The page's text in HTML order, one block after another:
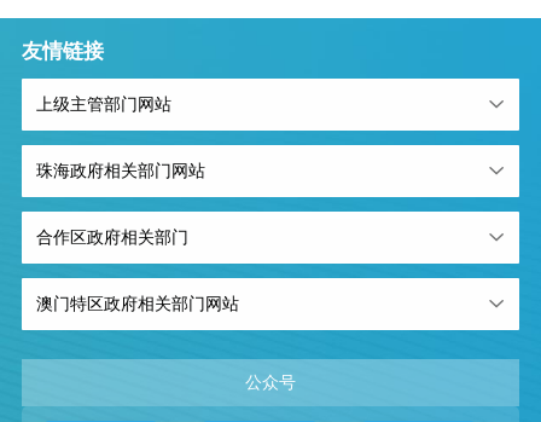
友情链接
上级主管部门网站
珠海政府相关部门网站
合作区政府相关部门
澳门特区政府相关部门网站
公众号